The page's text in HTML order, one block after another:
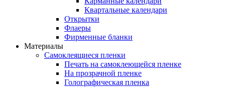
Квартальные календари
Открытки
Флаеры
Фирменные бланки
Материалы
Самоклеящиеся пленки
Печать на самоклеющейся пленке
На прозрачной пленке
Голографическая пленка